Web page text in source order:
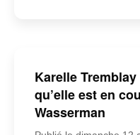
Karelle
qu’elle est en
Wasserman